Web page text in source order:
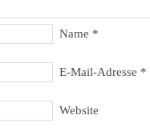
Name *
E-Mail-Adresse *
Website